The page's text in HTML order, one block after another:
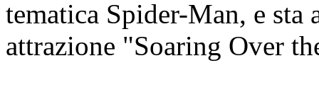
tematica Spider-Man, e sta
attrazione "Soaring Over